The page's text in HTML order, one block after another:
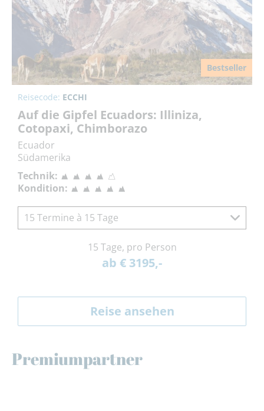
Bestseller
Reisecode: ECCHI
Auf die Gipfel Ecuadors: Illiniza,
Cotopaxi, Chimborazo
Ecuador
Südamerika
Technik:
Kondition:
15 Termine à 15 Tage
15 Tage, pro Person
ab € 3195,-
Reise ansehen
Premiumpartner